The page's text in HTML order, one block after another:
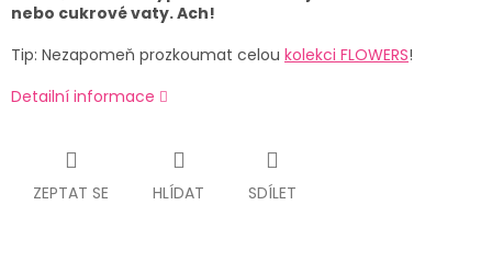
nebo cukrové vaty. Ach!
Tip: Nezapomeň prozkoumat celou kolekci FLOWERS!
Detailní informace
ZEPTAT SE HLÍDAT SDÍLET